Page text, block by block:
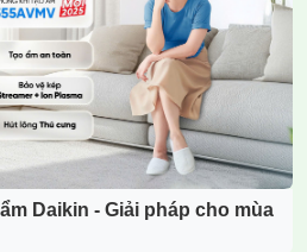
Daikin - Giải pháp cho mùa